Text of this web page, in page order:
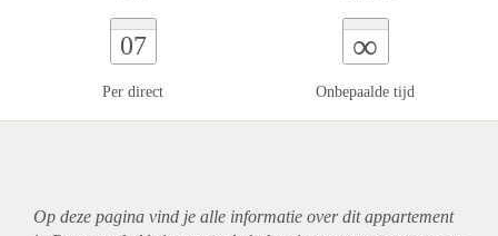
07
Per direct
∞
Onbepaalde tijd
Op deze pagina vind je alle informatie over ditappartement